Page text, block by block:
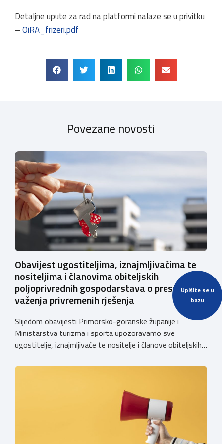
Upišite se u
bazu
Detaljne upute za rad na platformi nalaze se u privitku
–OiRA_frizeri.pdf
Povezane novosti
Obavijest ugostiteljima, iznajmljivačima te
nositeljima i članovima obiteljskih
poljoprivrednih gospodarstava o prestanku
važenja privremenih rješenja
Slijedom obavijesti Primorsko-goranske županije i
Ministarstva turizma i sporta upozoravamo sve
ugostitelje, iznajmljivače te nositelje i članove obiteljskih
privremenih rješenja izdanih sukladno Zakonu o
1. siječnja 2025. godine više ne mogu podnositi novi
zahtjevi za izdavanje privremenih rješenja, dok već izdana